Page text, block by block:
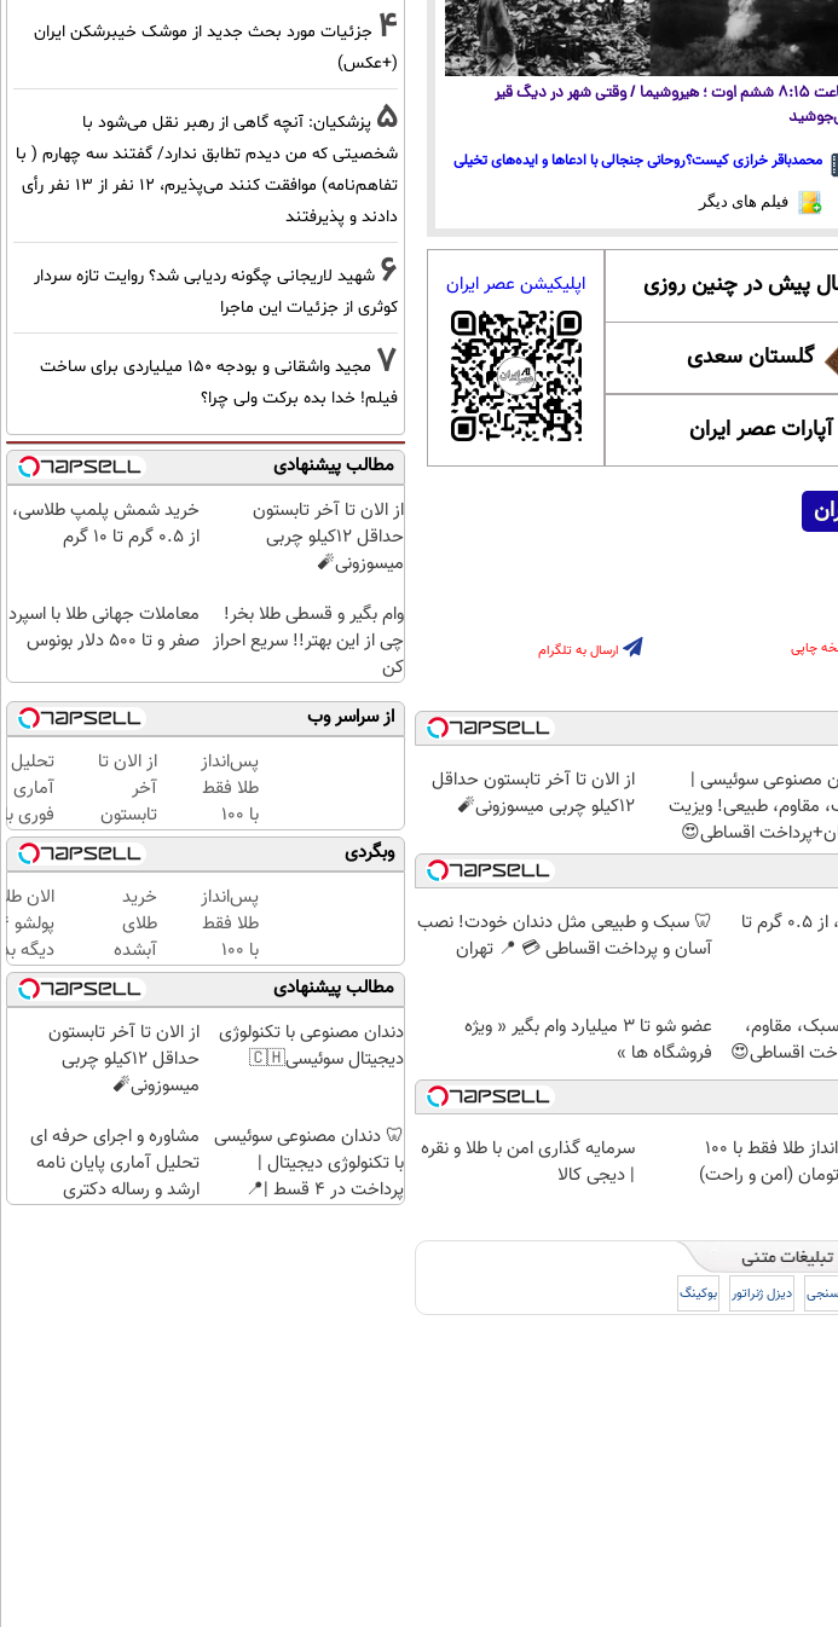
ساعت ۸:۱۵ ششم اوت ؛ هیروشیما / وقتی شهر در دیگ قیر
محمدباقر خرازی کیست؟روحانی جنجالی با ادعاها و ایده‌های تخیلی
فیلم های دیگر
گلستان سعدی
آپارات عصر ایران
اپلیکیشن عصر ایران
چاپی ارسال به تلگرام
مصنوعی سوئیسی |
مقاوم، طبیعی! ویزیت
اقساطی😍
از الان تا آخر تابستون حداقل
12کیلو چربی میسوزونی🧨
خرید شمش پلمپ طلاسی، از ۰.۵ گرم تا
🦷 سبک و طبیعی مثل دندان خودت! نصب
آسان و پرداخت اقساطی 💳 📍 تهران
مقاوم،
اقساطی😍
عضو شو تا 3 میلیارد وام بگیر « ویژه
فروشگاه ها »
پس‌انداز طلا فقط با ۱۰۰
(امن و راحت)
سرمایه گذاری امن با طلا و نقره
| دیجی کالا
دیزل ژنراتور بوکینگ
4 جزئیات مورد بحث جدید از موشک خیبرشکن ایران
(+عکس)
5 پزشکیان‌: آنچه گاهی از رهبر نقل می‌شود با
شخصیتی که من دیدم تطابق ندارد/ گفتند سه چهارم ( با
تفاهم‌نامه) موافقت کنند می‌پذیرم، 12 نفر از 13 نفر رأی
دادند و پذیرفتند
6 شهید لاریجانی چگونه ردیابی شد؟ روایت تازه سردار
کوثری از جزئیات این ماجرا
7
مجید واشقانی و بودجه 150 میلیاردی برای ساخت
فیلم! خدا بده برکت ولی چرا؟
مطالب پیشنهادی
از الان تا آخر تابستون
حداقل 12کیلو چربی
میسوزونی🧨
خرید شمش پلمپ طلاسی،
از ۰.۵ گرم تا ۱۰ گرم
وام بگیر و قسطی طلا بخر!
چی از این بهتر!! سریع احراز
کن
معاملات جهانی طلا با اسپرد
صفر و تا ۵۰۰ دلار بونوس
از سراسر وب
پس‌انداز
طلا فقط
با ۱۰۰
هزارتومان
(امن و
راحت)
از الان تا
آخر
تابستون
حداقل
12کیلو
چربی
میسوزونی
🧨
تحلیل
آماری
فوری با
نرم
افزار
SPSS
به
همراه
آموزش
کامل
حتی
وبگردی
پس‌انداز
طلا فقط
با ۱۰۰
هزارتومان
(امن و
راحت)
خرید
طلای
آبشده
حتی با
۱۰۰هزارتومان
الان
دیگه
طلا با
بی‌بهره
مطالب پیشنهادی
دندان مصنوعی با تکنولوژی
دیجیتال سوئیسی🇨🇭
از الان تا آخر تابستون
حداقل 12کیلو چربی
میسوزونی🧨
🦷 دندان مصنوعی سوئیسی
با تکنولوژی دیجیتال |
پرداخت در 4 قسط |📍
مشاوره و اجرای حرفه ای
تحلیل آماری پایان نامه
ارشد و رساله دکتری